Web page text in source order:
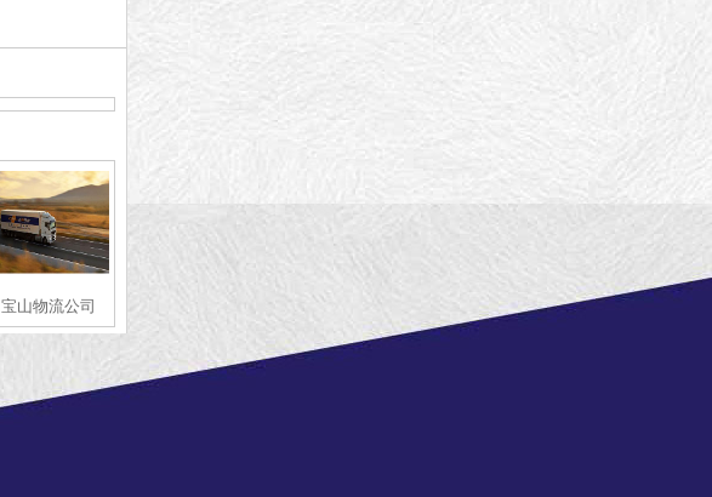
宝山物流公司